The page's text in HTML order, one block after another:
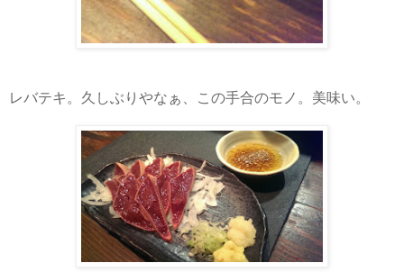
レバテキ。久しぶりやなぁ、この手合のモノ。美味い。